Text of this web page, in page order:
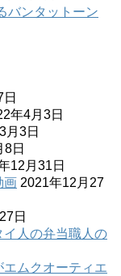
バンタットーン
年4月3日
月3日
8日
12月31日
画 2021年12月27
日
人の弁当職人の
ムクオーティエ